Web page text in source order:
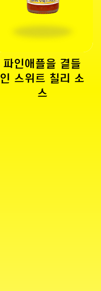
파인애플을 곁들
인 스위트 칠리 소
스